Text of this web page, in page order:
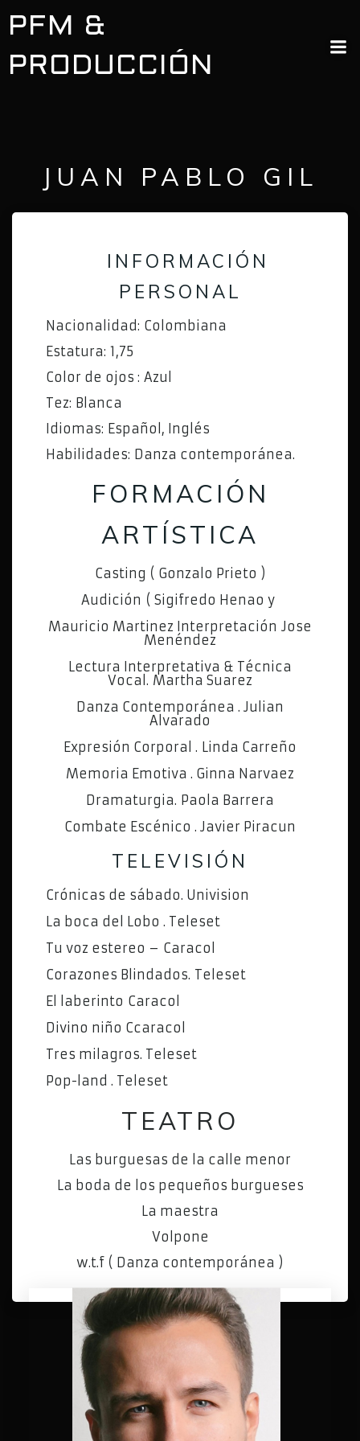
PFM &
PRODUCCIÓN
JUAN PABLO GIL
INFORMACIÓN
PERSONAL
Nacionalidad: Colombiana
Estatura: 1,75
Color de ojos : Azul
Tez: Blanca
Idiomas: Español, Inglés
Habilidades: Danza contemporánea.
FORMACIÓN
ARTÍSTICA
Casting ( Gonzalo Prieto )
Audición ( Sigifredo Henao y
Mauricio Martinez Interpretación Jose
Menéndez
Lectura Interpretativa & Técnica
Vocal. Martha Suarez
Danza Contemporánea . Julian
Alvarado
Expresión Corporal . Linda Carreño
Memoria Emotiva . Ginna Narvaez
Dramaturgia. Paola Barrera
Combate Escénico . Javier Piracun
TELEVISIÓN
Crónicas de sábado. Univision
La boca del Lobo . Teleset
Tu voz estereo – Caracol
Corazones Blindados. Teleset
El laberinto Caracol
Divino niño Ccaracol
Tres milagros. Teleset
Pop-land . Teleset
TEATRO
Las burguesas de la calle menor
La boda de los pequeños burgueses
La maestra
Volpone
w.t.f ( Danza contemporánea )